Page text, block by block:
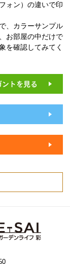
ォン）の違いで印
、カラーサンプル
お部屋の中だけで
を確認してみてく
トを見る